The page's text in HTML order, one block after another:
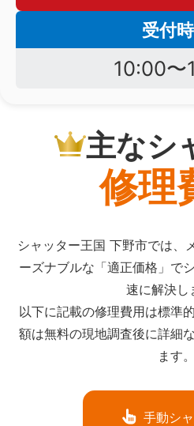
受付
10:00〜
主なシ
修理
シャッター王国 下野市では、
ーズナブルな「適正価格」で
速に解決し
以下に記載の修理費用は標準
額は無料の現地調査後に詳細
ます。
手動シ